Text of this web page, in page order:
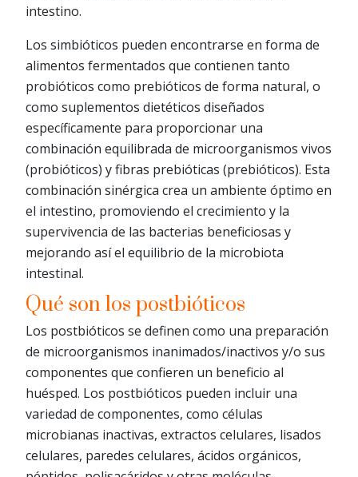
intestino.
Los simbióticos pueden encontrarse en forma de
alimentos fermentados que contienen tanto
probióticos como prebióticos de forma natural, o
como suplementos dietéticos diseñados
específicamente para proporcionar una
combinación equilibrada de microorganismos vivos
(probióticos) y fibras prebióticas (prebióticos). Esta
combinación sinérgica crea un ambiente óptimo en
el intestino, promoviendo el crecimiento y la
supervivencia de las bacterias beneficiosas y
mejorando así el equilibrio de la microbiota
intestinal.
Qué son los postbióticos
Los postbióticos se definen como una preparación
de microorganismos inanimados/inactivos y/o sus
componentes que confieren un beneficio al
huésped. Los postbióticos pueden incluir una
variedad de componentes, como células
microbianas inactivas, extractos celulares, lisados
celulares, paredes celulares, ácidos orgánicos,